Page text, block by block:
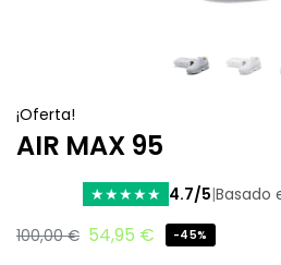
¡Oferta!
AIR MAX 95
★★★★★ 4.7/5|Basado
100,00€ 54,95 € -45%